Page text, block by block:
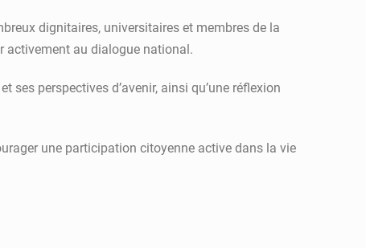
dignitaires, universitaires et membres de la
activement au dialogue national.
perspectives d’avenir, ainsi qu’une réflexion
une participation citoyenne active dans la vie